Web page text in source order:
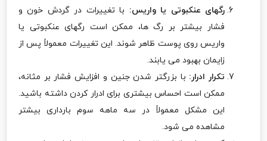
رگهای عنکبوتی یا واریس: با تغییرات در گردش خون و
فشار بیشتر بر رگ ها، ممکن است رگهای عنکبوتی یا
واریس روی پوست ظاهر شوند. این تغییرات معمولاً پس از
زایمان بهبود می یابند.
تکرار ادرار: با بزرگتر شدن جنین و افزایش فشار بر مثانه،
ممکن است احساس بیشتری برای ادرار کردن داشته باشید.
این مشکل معمولاً در سه ماهه سوم بارداری بیشتر
مشاهده می شود.